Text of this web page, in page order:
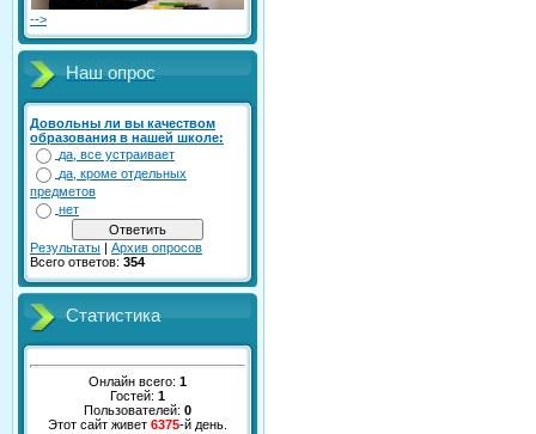
-->
Наш опрос
Довольны ли вы качеством
образования в нашей школе:
да, все устраивает
да, кроме отдельных
предметов
нет
Результаты | Архив опросов
Всего ответов: 354
Статистика
Онлайн всего: 1
Гостей: 1
Пользователей: 0
Этот сайт живет 6375-й день.